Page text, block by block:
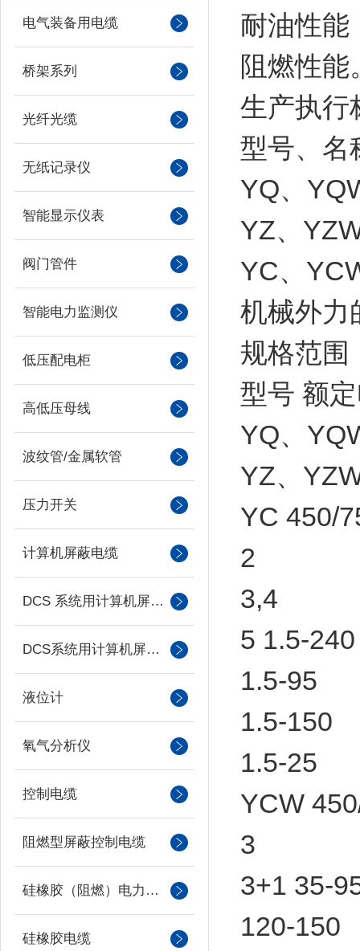
电气装备用电缆
桥架系列
光纤光缆
无纸记录仪
智能显示仪表
阀门管件
智能电力监测仪
低压配电柜
高低压母线
波纹管/金属软管
压力开关
计算机屏蔽电缆
DCS 系统用计算机屏蔽电缆
DCS系统用计算机屏蔽电缆
液位计
氧气分析仪
控制电缆
阻燃型屏蔽控制电缆
硅橡胶（阻燃）电力电缆
硅橡胶电缆
耐油性能
阻燃性能
生产执
型号、名
YQ、
YZ、
YC、
机械外力
规格范围
型号 额
YQ、
YZ、
YC 450/
2
3,4
5 1.5-240
1.5-95
1.5-150
1.5-25
YCW
3
3+1 35-
120-150